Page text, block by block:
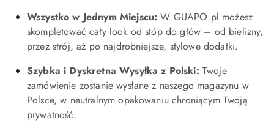
Wszystko w Jednym Miejscu: W GUAPO.pl możesz
skompletować cały look od stóp do głów – od bielizny,
przez strój, aż po najdrobniejsze, stylowe dodatki.
Szybka i Dyskretna Wysyłka z Polski: Twoje
zamówienie zostanie wysłane z naszego magazynu w
Polsce, w neutralnym opakowaniu chroniącym Twoją
prywatność.